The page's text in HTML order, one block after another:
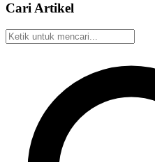
Cari Artikel